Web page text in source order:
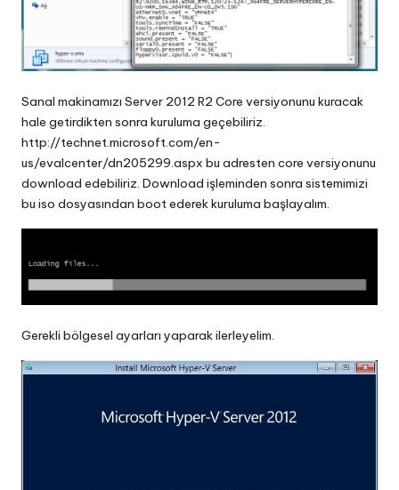
Sanal makinamızı Server 2012 R2 Core versiyonunu kuracak
hale getirdikten sonra kuruluma geçebiliriz.
http://technet.microsoft.com/en-
us/evalcenter/dn205299.aspx bu adresten core versiyonunu
download edebiliriz. Download işleminden sonra sistemimizi
bu iso dosyasından boot ederek kuruluma başlayalım.
Gerekli bölgesel ayarları yaparak ilerleyelim.